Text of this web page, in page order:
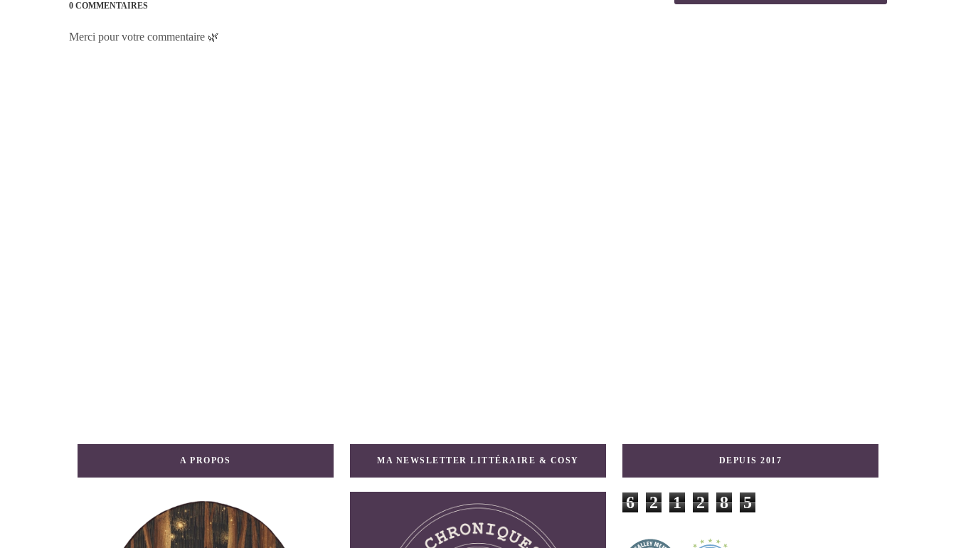
0 COMMENTAIRES
Merci pour votre commentaire 🌿
A PROPOS MA NEWSLETTER LITTÉRAIRE & COSY DEPUIS 2017
6 2 1 2 8 5